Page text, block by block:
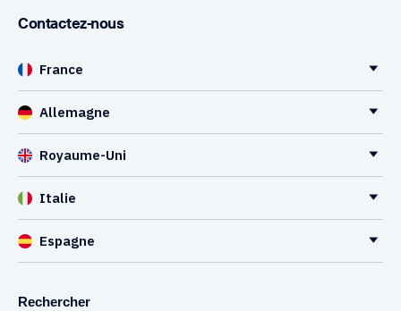
Contactez-nous
France
Allemagne
Royaume-Uni
Italie
Espagne
Rechercher